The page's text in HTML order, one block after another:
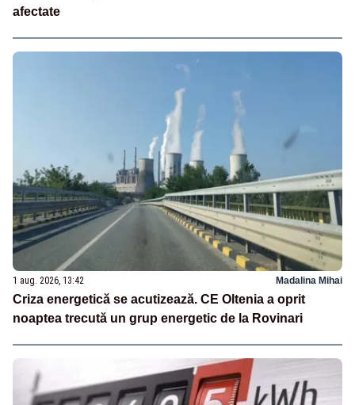
afectate
1 aug. 2026, 13:42 Madalina Mihai
Criza energetică se acutizează. CE Oltenia a oprit
noaptea trecută un grup energetic de la Rovinari